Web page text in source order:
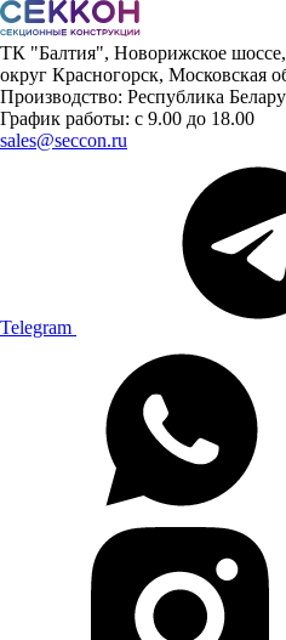
ТК "Балтия", Новорижское
округ Красногорск, Московская
Производство: Республика
График работы: с 9.00 до 18.00
sales@seccon.ru
Telegram